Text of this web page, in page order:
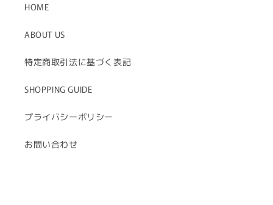
HOME
ABOUT US
特定商取引法に基づく表記
SHOPPING GUIDE
プライバシーポリシー
お問い合わせ